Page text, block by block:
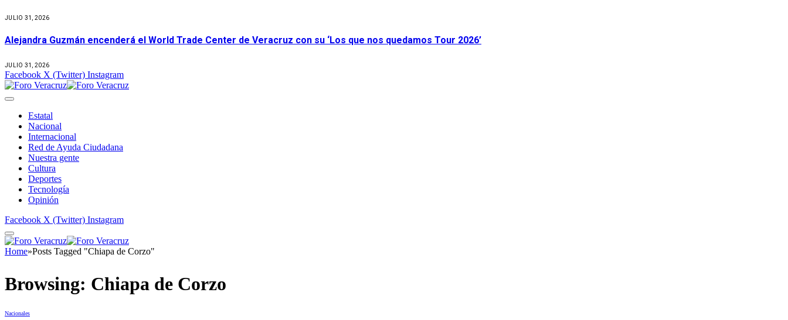
JULIO 31, 2026
Alejandra Guzmán encenderá el World Trade Center de Veracruz con su ‘Los que nos quedamos Tour 2026’
JULIO 31, 2026
Facebook X (Twitter) Instagram
Estatal
Nacional
Internacional
Red de Ayuda Ciudadana
Nuestra gente
Cultura
Deportes
Tecnología
Opinión
Facebook X (Twitter) Instagram
Home»Posts Tagged "Chiapa de Corzo"
Browsing: Chiapa de Corzo
Nacionales